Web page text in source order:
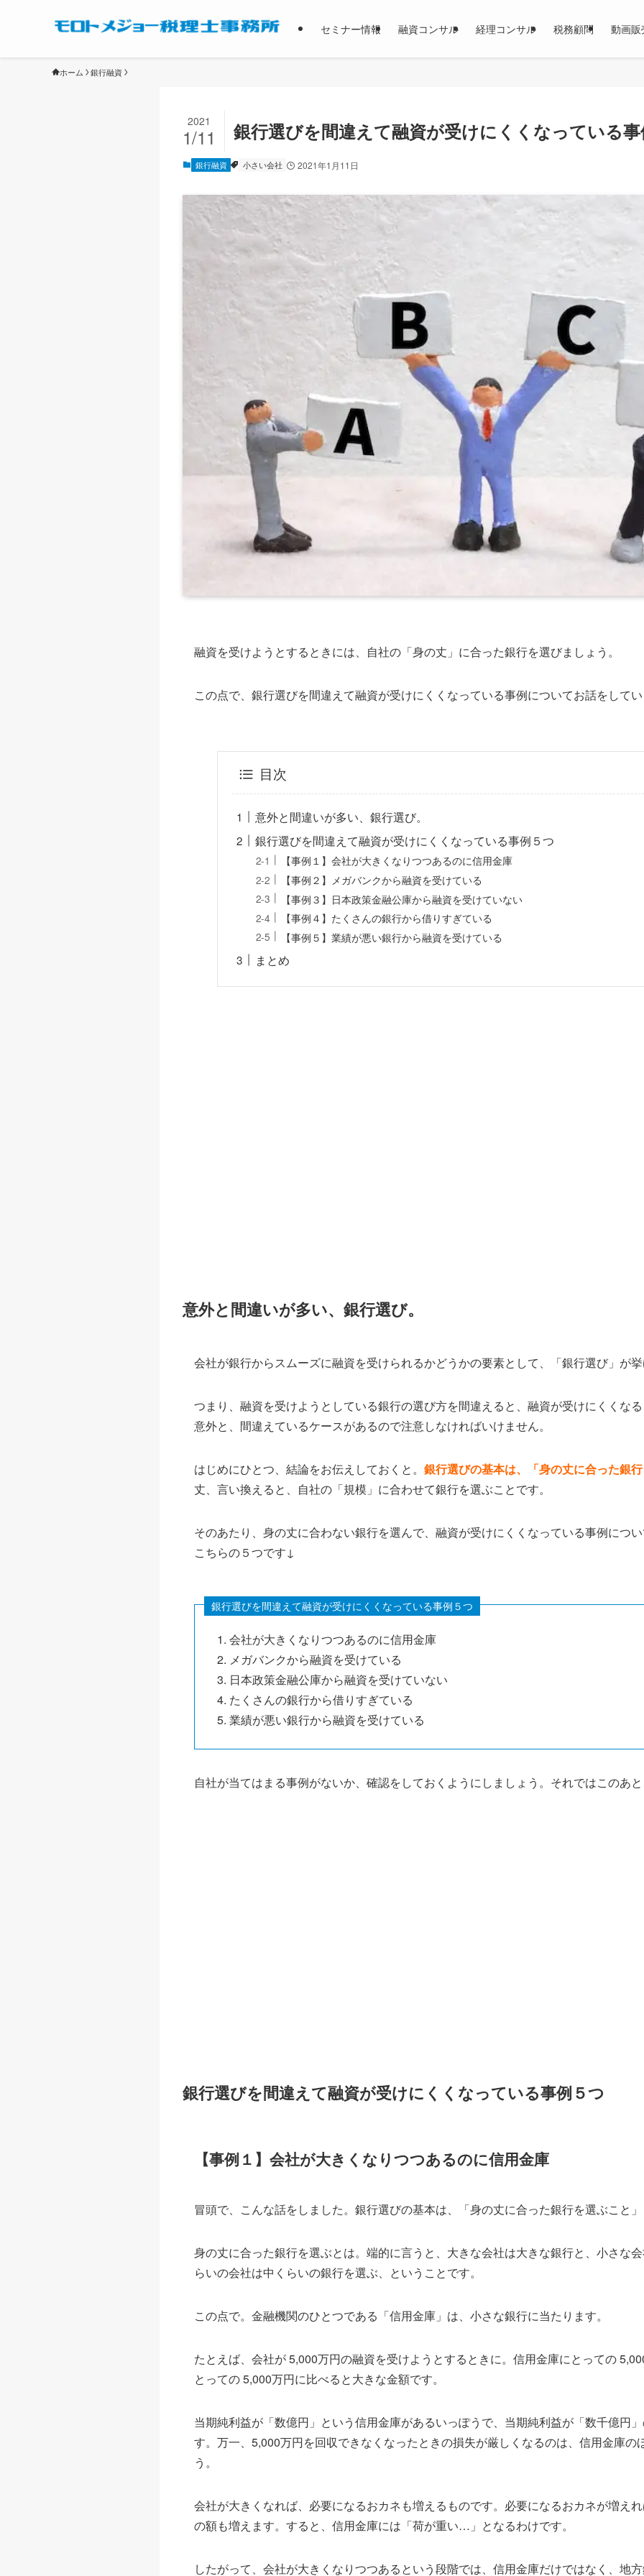
セミナー情報 融資コンサル 経理コンサル 税務顧問 動画販
ホーム 銀行融資
銀行選びを間違えて融資が受けにくくなっている
2021
1/11
銀行融資 小さい会社 2021年1月11日
融資を受けようとするときには、自社の「身の丈」に合った銀行を選びましょう。
この点で、銀行選びを間違えて融資が受けにくくなっている事例についてお話をして
目次
意外と間違いが多い、銀行選び。
銀行選びを間違えて融資が受けにくくなっている事例５つ
【事例１】会社が大きくなりつつあるのに信用金庫
【事例２】メガバンクから融資を受けている
【事例３】日本政策金融公庫から融資を受けていない
【事例４】たくさんの銀行から借りすぎている
【事例５】業績が悪い銀行から融資を受けている
まとめ
意外と間違いが多い、銀行選び。
会社が銀行からスムーズに融資を受けられるかどうかの要素として、「銀行選び」が
つまり、融資を受けようとしている銀行の選び方を間違えると、融資が受けにくくな
意外と、間違えているケースがあるので注意しなければいけません。
はじめにひとつ、結論をお伝えしておくと。 銀行選びの基本は、「身の丈に合った銀
丈、言い換えると、自社の「規模」に合わせて銀行を選ぶことです。
そのあたり、身の丈に合わない銀行を選んで、融資が受けにくくなっている事例につ
こちらの５つです↓
銀行選びを間違えて融資が受けにくくなっている事例５つ
会社が大きくなりつつあるのに信用金庫
メガバンクから融資を受けている
日本政策金融公庫から融資を受けていない
たくさんの銀行から借りすぎている
業績が悪い銀行から融資を受けている
自社が当てはまる事例がないか、確認をしておくようにしましょう。それではこのあ
銀行選びを間違えて融資が受けにくくなっている事例５つ
【事例１】会社が大きくなりつつあるのに信用金庫
冒頭で、こんな話をしました。銀行選びの基本は、「身の丈に合った銀行を選ぶこと
身の丈に合った銀行を選ぶとは。端的に言うと、大きな会社は大きな銀行と、小さな
らいの会社は中くらいの銀行を選ぶ、ということです。
この点で。金融機関のひとつである「信用金庫」は、小さな銀行に当たります。
たとえば、会社が 5,000万円の融資を受けようとするときに。信用金庫にとっての
とっての 5,000万円に比べると大きな金額です。
当期純利益が「数億円」という信用金庫があるいっぽうで、当期純利益が「数千億円
す。万一、5,000万円を回収できなくなったときの損失が厳しくなるのは、信用金庫の
う。
会社が大きくなれば、必要になるおカネも増えるものです。必要になるおカネが増え
の額も増えます。すると、信用金庫には「荷が重い…」となるわけです。
したがって、会社が大きくなりつつあるという段階では、信用金庫だけではなく、地